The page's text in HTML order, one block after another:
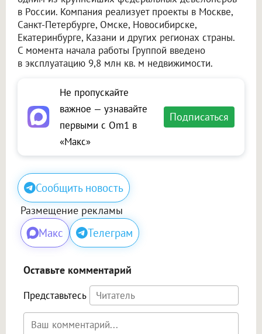
в России. Компания реализует проекты в Москве,
Санкт-Петербурге, Омске, Новосибирске,
Екатеринбурге, Казани и других регионах страны.
С момента начала работы Группой введено
в эксплуатацию 9,8 млн кв. м недвижимости.
Не пропускайте
важное — узнавайте
первыми с Om1 в
«Макс»
Подписаться
Сообщить новость
Размещение рекламы
Макс Телеграм
Оставьте комментарий
Представьтесь